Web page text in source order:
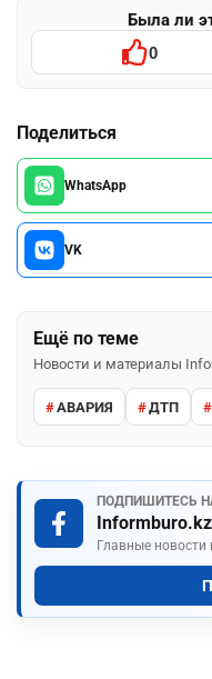
Была ли
0
Поделиться
WhatsApp
VK
Ещё по теме
Новости и материалы
АВАРИЯ ДТП
ПОДПИШИТЕСЬ
Главные новости